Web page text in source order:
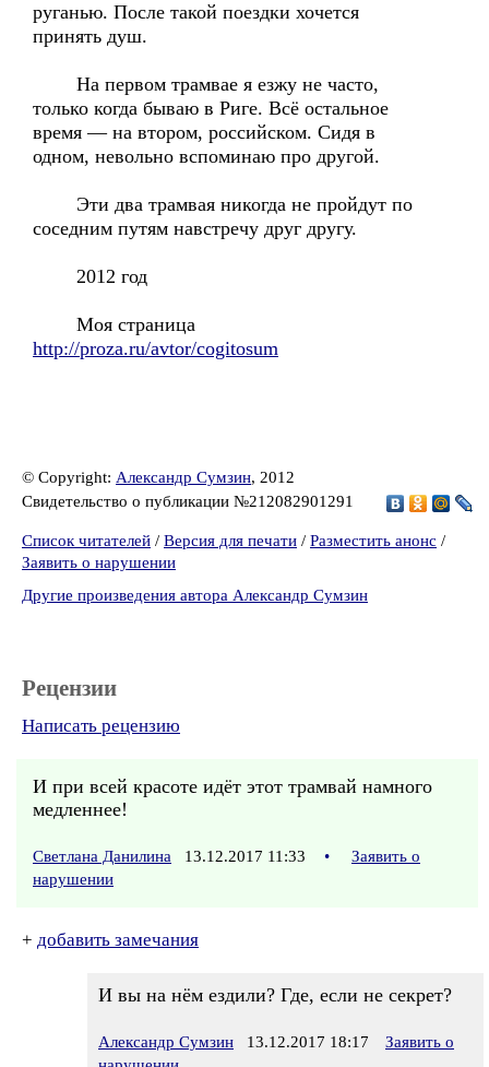
руганью. После такой поездки хочется
принять душ.
На первом трамвае я езжу не часто,
только когда бываю в Риге. Всё остальное
время — на втором, российском. Сидя в
одном, невольно вспоминаю про другой.
Эти два трамвая никогда не пройдут по
соседним путям навстречу друг другу.
2012 год
Моя страница
http://proza.ru/avtor/cogitosum
© Copyright: Александр Сумзин, 2012
Свидетельство о публикации №212082901291
Список читателей / Версия для печати / Разместить анонс /
Заявить о нарушении
Другие произведения автора Александр Сумзин
Рецензии
Написать рецензию
И при всей красоте идёт этот трамвай намного
медленнее!
Светлана Данилина 13.12.2017 11:33 •
Заявить о
нарушении
+ добавить замечания
И вы на нём ездили? Где, если не секрет?
Александр Сумзин 13.12.2017 18:17
Заявить о